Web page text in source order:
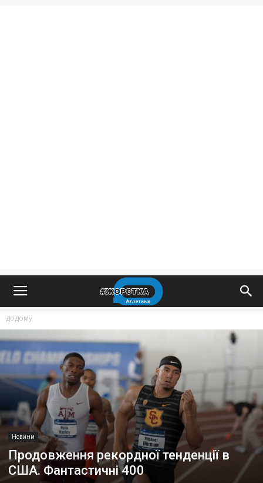
додому
Новини
Продовження рекордної тенденції в
США. Фантастичні 400